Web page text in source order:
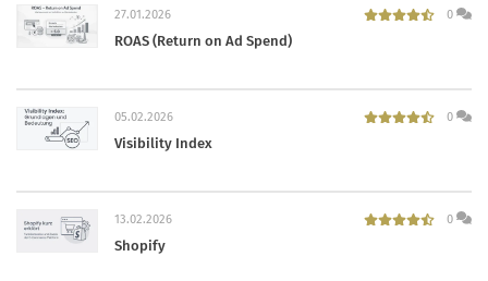
27.01.2026 0
ROAS (Return on Ad Spend)
05.02.2026 0
Visibility Index
13.02.2026 0
Shopify